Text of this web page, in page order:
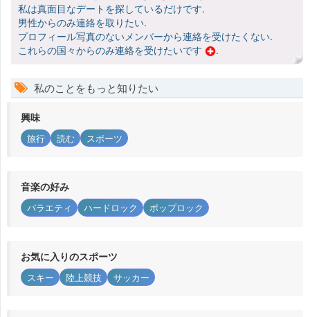
私は真面目なデートを探しているだけです.
男性からのみ連絡を取りたい.
プロフィール写真のないメンバーから連絡を受けたくない.
これらの国々からのみ連絡を受けたいです
.
私のことをもっと知りたい
興味
旅行 読む スポーツ
音楽の好み
バラエティ ハードロック ポップロック
お気に入りのスポーツ
スキー 陸上競技 サッカー